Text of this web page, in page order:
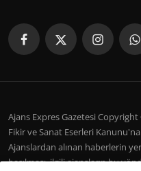
Ajans Expres Gazetesi Copyright
Fikir ve Sanat Eserleri
Ajanslardan alınan haberlerin
basılması, ilgili ajansların bu